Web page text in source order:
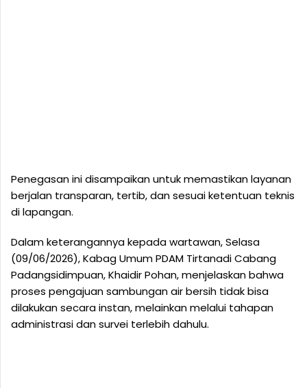
Penegasan ini disampaikan untuk memastikan layanan
berjalan transparan, tertib, dan sesuai ketentuan teknis
di lapangan.
Dalam keterangannya kepada wartawan, Selasa
(09/06/2026), Kabag Umum PDAM Tirtanadi Cabang
Padangsidimpuan, Khaidir Pohan, menjelaskan bahwa
proses pengajuan sambungan air bersih tidak bisa
dilakukan secara instan, melainkan melalui tahapan
administrasi dan survei terlebih dahulu.